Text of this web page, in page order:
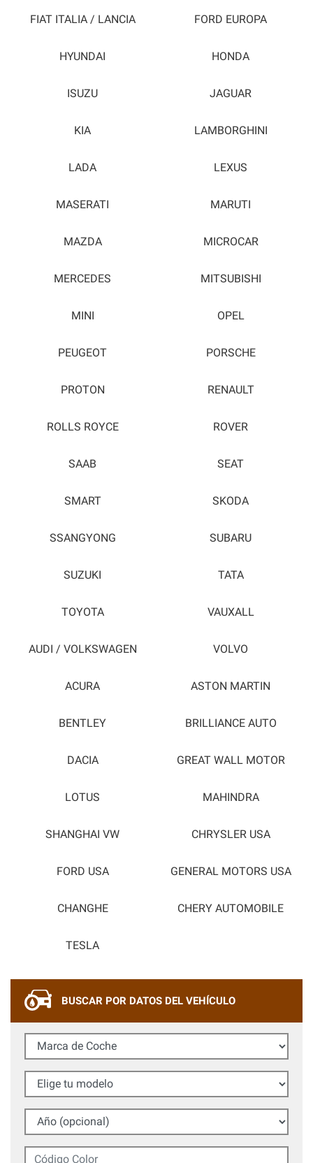
FIAT ITALIA / LANCIA FORD EUROPA
HYUNDAI HONDA
ISUZU JAGUAR
KIA LAMBORGHINI
LADA LEXUS
MASERATI MARUTI
MAZDA MICROCAR
MERCEDES MITSUBISHI
MINI OPEL
PEUGEOT PORSCHE
PROTON RENAULT
ROLLS ROYCE ROVER
SAAB SEAT
SMART SKODA
SSANGYONG SUBARU
SUZUKI TATA
TOYOTA VAUXALL
AUDI / VOLKSWAGEN VOLVO
ACURA ASTON MARTIN
BENTLEY BRILLIANCE AUTO
DACIA GREAT WALL MOTOR
LOTUS MAHINDRA
SHANGHAI VW CHRYSLER USA
FORD USA GENERAL MOTORS USA
CHANGHE CHERY AUTOMOBILE
TESLA
BUSCAR POR DATOS DEL VEHÍCULO
Marca de Coche
Elige tu modelo
Año (opcional)
Código Color